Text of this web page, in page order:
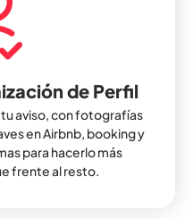
de Perfil
aviso, con fotografías
en Airbnb, booking y
para hacerlo más
frente al resto.